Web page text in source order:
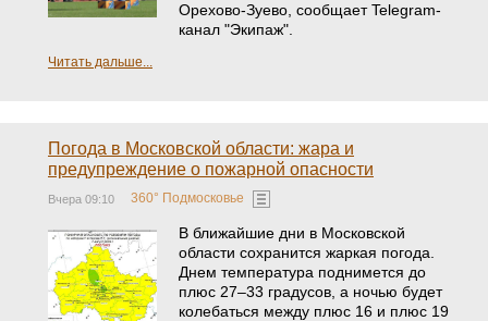
Орехово-Зуево, сообщает Telegram-
канал "Экипаж".
Читать дальше...
Погода в Московской области: жара и
предупреждение о пожарной опасности
Вчера 09:10 360° Подмосковье
В ближайшие дни в Московской
области сохранится жаркая погода.
Днем температура поднимется до
плюс 27–33 градусов, а ночью будет
колебаться между плюс 16 и плюс 19